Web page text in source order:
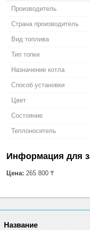
Производитель
Страна производитель
Вид топлива
Тип топки
Назначение котла
Способ установки
Цвет
Состояние
Теплоноситель
Информация для
Цена: 265 800 ₸